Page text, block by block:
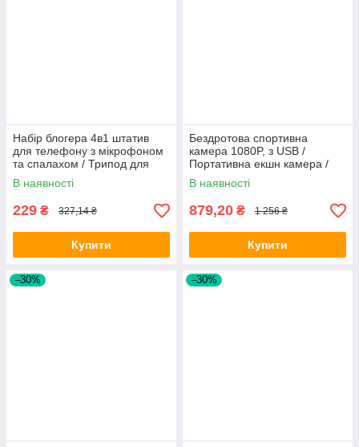
Набір блогера 4в1 штатив
для телефону з мікрофоном
та спалахом / Трипод для
селфі та відео / Тренога для
телефону
В наявності
229 ₴ 327,14 ₴
Купити
Бездротова спортивна
камера 1080P, з USB /
Портативна екшн камера /
Міні камера для зйомки
В наявності
879,20 ₴ 1 256 ₴
Купити
–30% –30%